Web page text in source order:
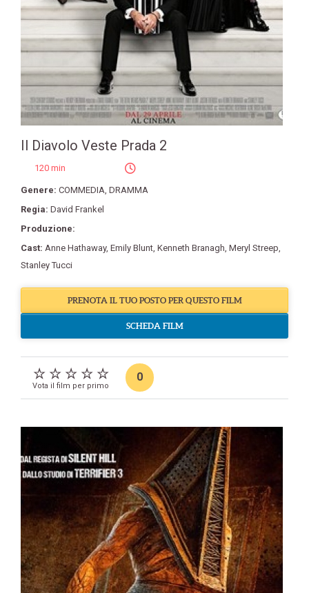
Il Diavolo Veste Prada 2
120 min
Genere: COMMEDIA DRAMMA
Regia: David Frankel
Produzione:
Cast: Anne Hathaway, Emily Blunt Kenneth Branagh Meryl Streep
Stanley Tucci
PRENOTA IL TUO POSTO PER QUESTO FILM
SCHEDA FILM
Vota il film per primo
0